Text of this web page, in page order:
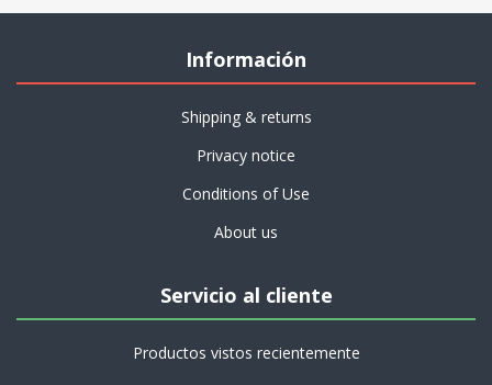
Información
Shipping & returns
Privacy notice
Conditions of Use
About us
Servicio al cliente
Productos vistos recientemente